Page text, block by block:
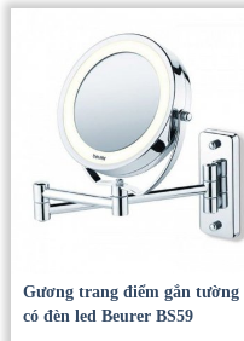
Gương trang điểm cầm tay
Beurer BS39
350,000 đ